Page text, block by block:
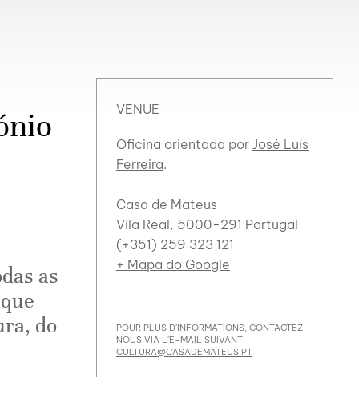
as
do
VENUE
Oficina orientada por José Luís
Ferreira.
Casa de Mateus
Vila Real, 5000-291 Portugal
(+351) 259 323 121
+ Mapa do Google
POUR PLUS D'INFORMATIONS, CONTACTEZ-
NOUS VIA L'E-MAIL SUIVANT:
CULTURA@CASADEMATEUS.PT